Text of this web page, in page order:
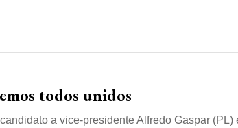
todos unidos
a vice-presidente Alfredo Gaspar (PL)